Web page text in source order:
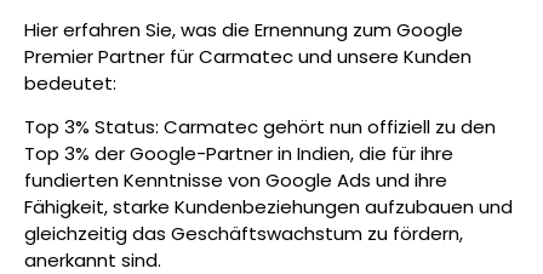
Hier erfahren Sie, was die Ernennung zum Google
Premier Partner für Carmatec und unsere Kunden
bedeutet:
Top 3% Status: Carmatec gehört nun offiziell zu den
Top 3% der Google-Partner in Indien, die für ihre
fundierten Kenntnisse von Google Ads und ihre
Fähigkeit, starke Kundenbeziehungen aufzubauen und
gleichzeitig das Geschäftswachstum zu fördern,
anerkannt sind.